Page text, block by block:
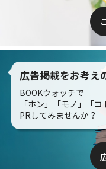
広告掲載をお考え
BOOKウォッチで
「ホン」「モノ」「コ
PRしてみませんか？